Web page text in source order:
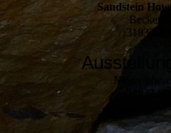
Sandstein
31832
Neuer